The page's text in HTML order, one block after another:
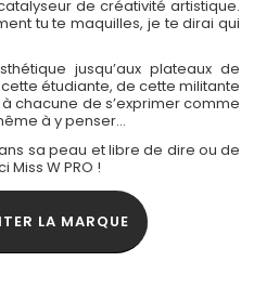
de créativité artistique.
tu te maquilles, je te dirai qui
jusqu’aux plateaux de
étudiante, de cette militante
à chacune de s’exprimer comme
à y penser…
sa peau et libre de dire ou de
Miss W PRO !
LA MARQUE